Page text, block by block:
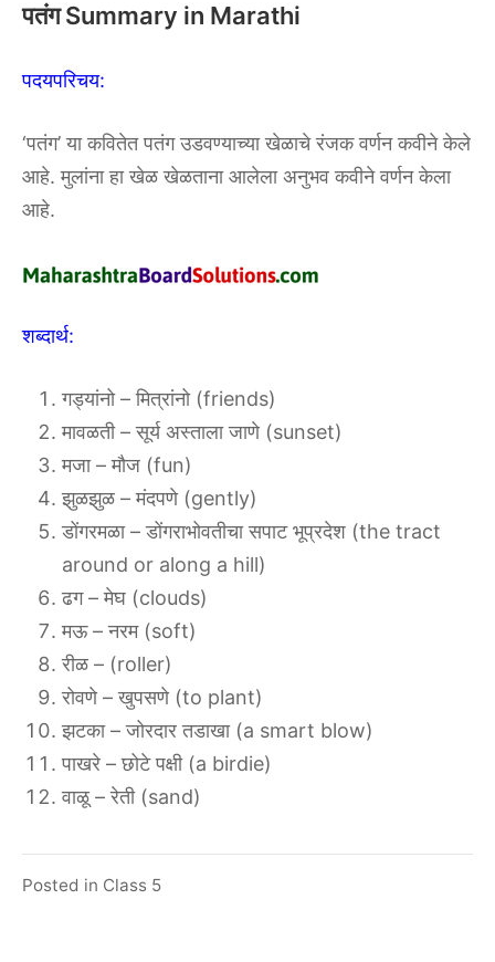
पतंग Summary in Marathi
पदयपरिचय:
‘पतंग’ या कवितेत पतंग उडवण्याच्या खेळाचे रंजक वर्णन कवीने केले
आहे. मुलांना हा खेळ खेळताना आलेला अनुभव कवीने वर्णन केला
आहे.
शब्दार्थ:
गड्यांनो – मित्रांनो (friends)
मावळती – सूर्य अस्ताला जाणे (sunset)
मजा – मौज (fun)
झुळझुळ – मंदपणे (gently)
डोंगरमळा – डोंगराभोवतीचा सपाट भूप्रदेश (the tract
around or along a hill)
ढग – मेघ (clouds)
मऊ – नरम (soft)
रीळ – (roller)
रोवणे – खुपसणे (to plant)
झटका – जोरदार तडाखा (a smart blow)
पाखरे – छोटे पक्षी (a birdie)
वाळू – रेती (sand)
Posted in Class 5